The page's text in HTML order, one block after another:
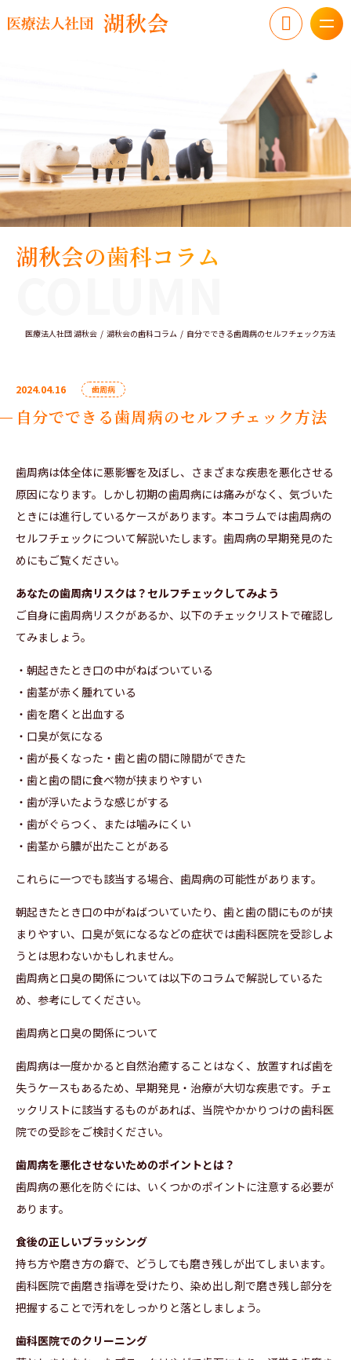
湖秋会の歯科コラム
医療法人社団 湖秋会 湖秋会の歯科コラム 自分でできる歯周病のセルフチェック方法
2024.04.16 歯周病
自分でできる歯周病のセルフチェック方法
歯周病は体全体に悪影響を及ぼし、さまざまな疾患を悪化させる
原因になります。しかし初期の歯周病には痛みがなく、気づいた
ときには進行しているケースがあります。本コラムでは歯周病の
セルフチェックについて解説いたします。歯周病の早期発見のた
めにもご覧ください。
あなたの歯周病リスクは？セルフチェックしてみよう
ご自身に歯周病リスクがあるか、以下のチェックリストで確認し
てみましょう。
・朝起きたとき口の中がねばついている
・歯茎が赤く腫れている
・歯を磨くと出血する
・口臭が気になる
・歯が長くなった・歯と歯の間に隙間ができた
・歯と歯の間に食べ物が挟まりやすい
・歯が浮いたような感じがする
・歯がぐらつく、または噛みにくい
・歯茎から膿が出たことがある
これらに一つでも該当する場合、歯周病の可能性があります。
朝起きたとき口の中がねばついていたり、歯と歯の間にものが挟
まりやすい、口臭が気になるなどの症状では歯科医院を受診しよ
うとは思わないかもしれません。
歯周病と口臭の関係については以下のコラムで解説しているた
め、参考にしてください。
歯周病と口臭の関係について
歯周病は一度かかると自然治癒することはなく、放置すれば歯を
失うケースもあるため、早期発見・治療が大切な疾患です。チェ
ックリストに該当するものがあれば、当院やかかりつけの歯科医
院での受診をご検討ください。
歯周病を悪化させないためのポイントとは？
歯周病の悪化を防ぐには、いくつかのポイントに注意する必要が
あります。
食後の正しいブラッシング
持ち方や磨き方の癖で、どうしても磨き残しが出てしまいます。
歯科医院で歯磨き指導を受けたり、染め出し剤で磨き残し部分を
把握することで汚れをしっかりと落としましょう。
歯科医院でのクリーニング